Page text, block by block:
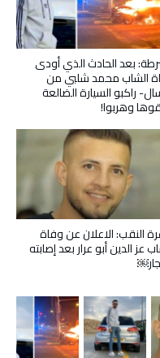
بعد الحادث الذي أودى
الشاب محمد شلبي من
راكبو السيارة الضالعة
وهربوا!
النقب: الاعلان عن وفاة
عز الدين أبو عرار بعد إصابته